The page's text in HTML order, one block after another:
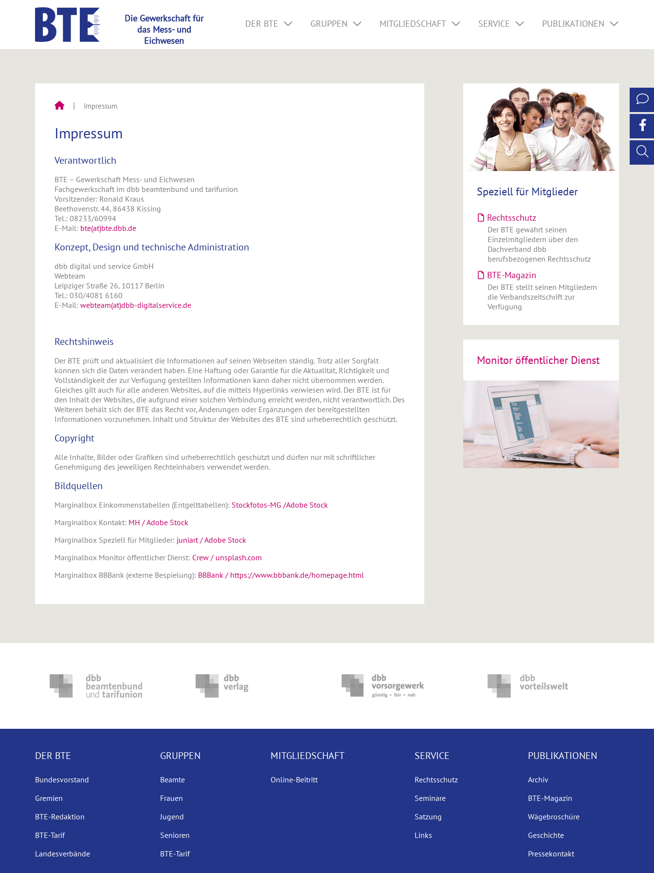
DER BTE GRUPPEN MITGLIEDSCHAFT SERVICE PUBLIKATIONEN
Impressum
Impressum
Verantwortlich
BTE – Gewerkschaft Mess- und Eichwesen
Fachgewerkschaft im dbb beamtenbund und tarifunion
Vorsitzender: Ronald Kraus
Beethovenstr. 44, 86438 Kissing
Tel.: 08233/60994
E-Mail: bte(at)bte.dbb.de
Konzept, Design und technische Administration
dbb digital und service GmbH
Webteam
Leipziger Straße 26, 10117 Berlin
Tel.: 030/4081 6160
E-Mail: webteam(at)dbb-digitalservice.de
Rechtshinweis
Der BTE prüft und aktualisiert die Informationen auf seinen Webseiten ständig. Trotz aller Sorgfalt
können sich die Daten verändert haben. Eine Haftung oder Garantie für die Aktualität, Richtigkeit und
Vollständigkeit der zur Verfügung gestellten Informationen kann daher nicht übernommen werden.
Gleiches gilt auch für alle anderen Websites, auf die mittels Hyperlinks verwiesen wird. Der BTE ist für
den Inhalt der Websites, die aufgrund einer solchen Verbindung erreicht werden, nicht verantwortlich. Des
Weiteren behält sich der BTE das Recht vor, Änderungen oder Ergänzungen der bereitgestellten
Informationen vorzunehmen. Inhalt und Struktur der Websites des BTE sind urheberrechtlich geschützt.
Copyright
Alle Inhalte, Bilder oder Grafiken sind urheberrechtlich geschützt und dürfen nur mit schriftlicher
Genehmigung des jeweiligen Rechteinhabers verwendet werden.
Bildquellen
Marginalbox Einkommenstabellen (Entgelttabellen): Stockfotos-MG /Adobe Stock
Marginalbox Kontakt: MH / Adobe Stock
Marginalbox Speziell für Mitglieder: juniart / Adobe Stock
Marginalbox Monitor öffentlicher Dienst: Crew / unsplash.com
Marginalbox BBBank (externe Bespielung): BBBank / https://www.bbbank.de/homepage.html
Speziell für Mitglieder
Rechtsschutz
Der BTE gewährt seinen
Einzelmitgliedern über den
Dachverband dbb
berufsbezogenen Rechtsschutz
BTE-Magazin
Der BTE stellt seinen Mitgliedern
die Verbandszeitschrift zur
Verfügung
Monitor öffentlicher Dienst
DER BTE
Bundesvorstand
Gremien
BTE-Redaktion
BTE-Tarif
Landesverbände
GRUPPEN
Beamte
Frauen
Jugend
Senioren
BTE-Tarif
MITGLIEDSCHAFT
Online-Beitritt
SERVICE
Rechtsschutz
Seminare
Satzung
Links
PUBLIKATIONEN
Archiv
BTE-Magazin
Wägebroschüre
Geschichte
Pressekontakt